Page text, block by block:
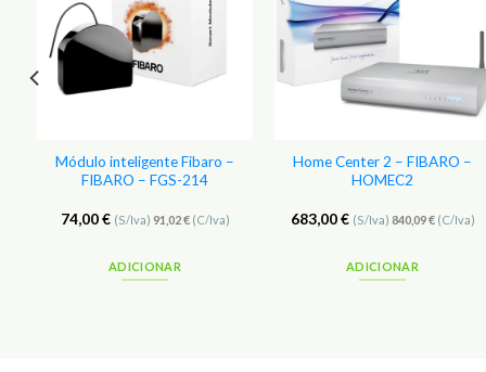
Favoritos
Módulo inteligente Fibaro –
FIBARO – FGS-214
74,00€ (S/Iva) 91,02€(C/Iva)
ADICIONAR
Home Center 2 – FIBARO –
HOMEC2
683,00€ (S/Iva) 840,09€(C/Iva)
ADICIONAR